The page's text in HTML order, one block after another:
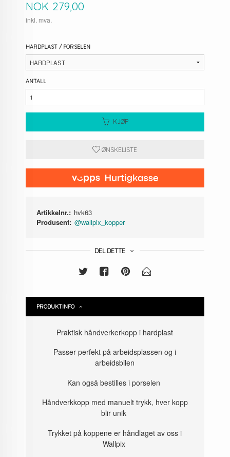
Pris
NOK 279,00
inkl. mva.
HARDPLAST / PORSELEN
ANTALL
KJØP
ØNSKELISTE
Artikkelnr.: hvk63
Produsent: @wallpix_kopper
DEL DETTE
PRODUKTINFO
Praktisk håndverkerkopp i hardplast
Passer perfekt på arbeidsplassen og i
arbeidsbilen
Kan også bestilles i porselen
Håndverkkopp med manuelt trykk, hver kopp
blir unik
Trykket på koppene er håndlaget av oss i
Wallpix